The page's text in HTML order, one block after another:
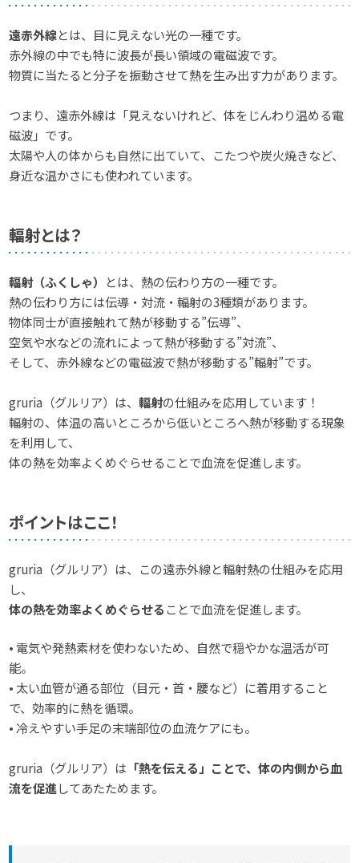
遠赤外線とは、目に見えない光の一種です。
赤外線の中でも特に波長が長い領域の電磁波です。
物質に当たると分子を振動させて熱を生み出す力があります。
つまり、遠赤外線は「見えないけれど、体をじんわり温める電
磁波」です。
太陽や人の体からも自然に出ていて、こたつや炭火焼きなど、
身近な温かさにも使われています。
輻射とは？
輻射（ふくしゃ） とは、熱の伝わり方の一種です。
熱の伝わり方には伝導・対流・輻射の3種類があります。
物体同士が直接触れて熱が移動する”伝導”、
空気や水などの流れによって熱が移動する”対流”、
そして、赤外線などの電磁波で熱が移動する”輻射”です。
gruria（グルリア）は、輻射の仕組みを応用しています！
輻射の、体温の高いところから低いところへ熱が移動する現象
を利用して、
体の熱を効率よくめぐらせることで血流を促進します。
ポイントはここ！
gruria（グルリア）は、この遠赤外線と輻射熱の仕組みを応用
し、
体の熱を効率よくめぐらせる ことで血流を促進します。
• 電気や発熱素材を使わないため、自然で穏やかな温活が可
能。
• 太い血管が通る部位（目元・首・腰など）に着用すること
で、効率的に熱を循環。
• 冷えやすい手足の末端部位の血流ケアにも。
gruria（グルリア）は 「熱を伝える」ことで、体の内側から血
流を促進してあたためます。